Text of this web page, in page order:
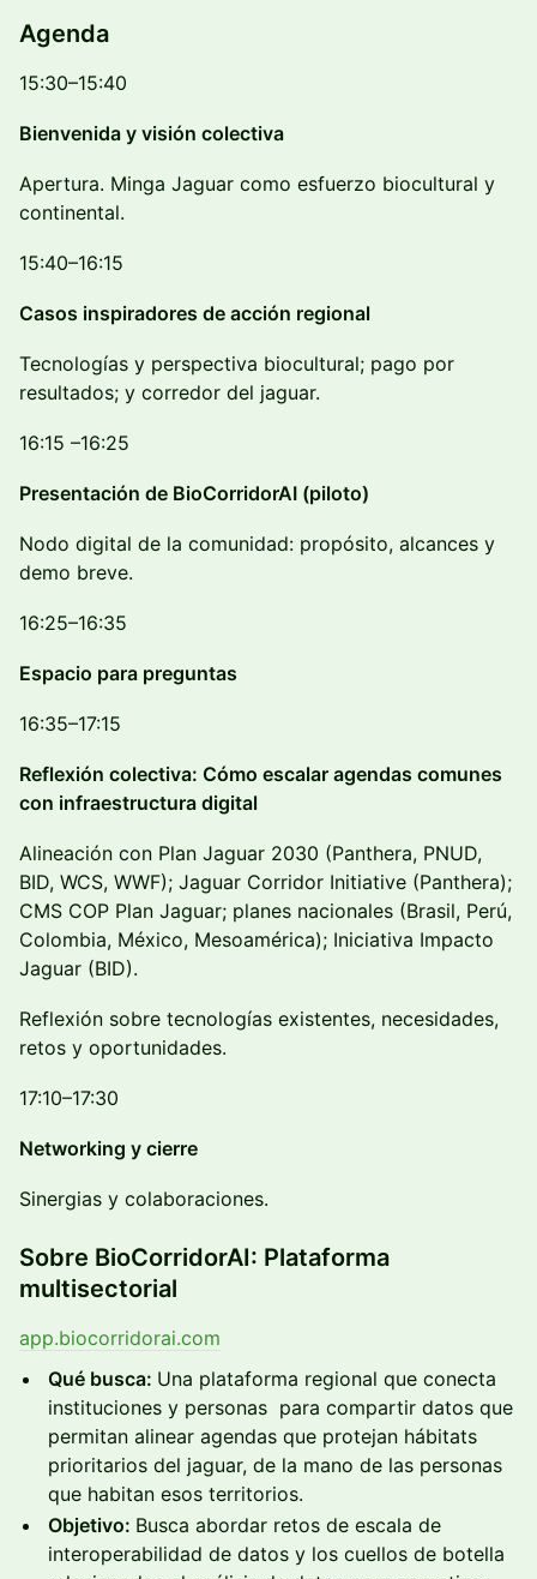
Agenda
15:30–15:40
Bienvenida y visión colectiva
Apertura. Minga Jaguar como esfuerzo biocultural y
continental.
15:40–16:15
Casos inspiradores de acción regional
Tecnologías y perspectiva biocultural; pago por
resultados; y corredor del jaguar.
16:15 –16:25
Presentación de BioCorridorAI (piloto)
Nodo digital de la comunidad: propósito, alcances y
demo breve.
16:25–16:35
Espacio para preguntas
16:35–17:15
Reflexión colectiva: Cómo escalar agendas comunes
con infraestructura digital
Alineación con Plan Jaguar 2030 (Panthera, PNUD,
BID, WCS, WWF); Jaguar Corridor Initiative (Panthera);
CMS COP Plan Jaguar; planes nacionales (Brasil, Perú,
Colombia, México, Mesoamérica); Iniciativa Impacto
Jaguar (BID).
Reflexión sobre tecnologías existentes, necesidades,
retos y oportunidades.
17:10–17:30
Networking y cierre
Sinergias y colaboraciones.
Sobre BioCorridorAI: Plataforma
multisectorial
app.biocorridorai.com
Qué busca: Una plataforma regional que conecta
instituciones y personas para compartir datos que
permitan alinear agendas que protejan hábitats
prioritarios del jaguar, de la mano de las personas
que habitan esos territorios.
Objetivo: Busca abordar retos de escala de
interoperabilidad de datos y los cuellos de botella